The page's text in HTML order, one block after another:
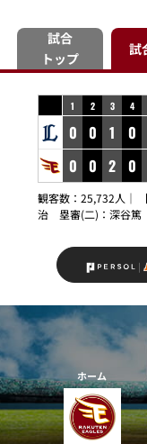
試合
トップ
試
1 2 3 4
0 0 1 0
0 0 2 0
観客数：25,732人｜
治 塁審(二)：深谷篤
ホーム